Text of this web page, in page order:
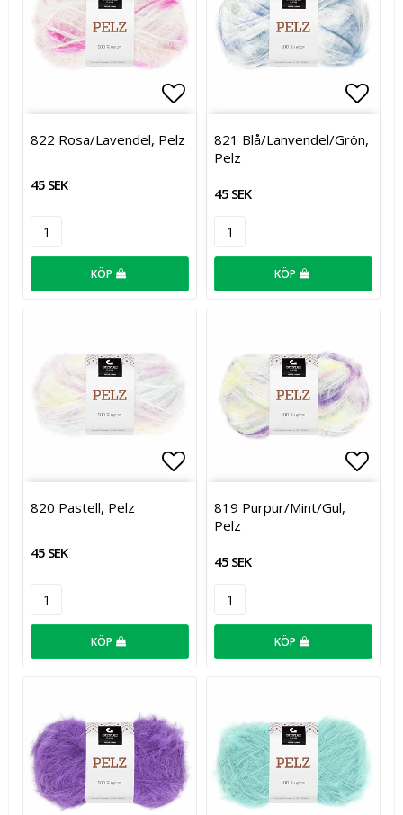
Lägg till i favoritlistan
822 Rosa/Lavendel, Pelz
45 SEK
KÖP
821 Blå/Lanvendel/Grön,
Pelz
45 SEK
KÖP
Lägg till i favoritlistan
820 Pastell, Pelz
45 SEK
KÖP
819 Purpur/Mint/Gul,
Pelz
45 SEK
KÖP